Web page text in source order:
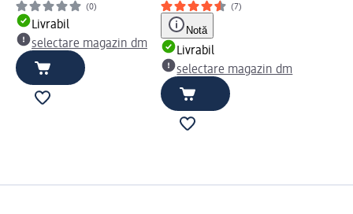
(0)
Livrabil
selectare magazin dm
(7)
Notă
Livrabil
selectare magazin dm